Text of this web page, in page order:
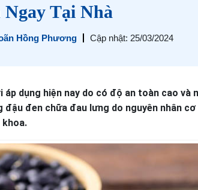
Tại Nhà
Hồng Phương Cập nhật: 25/03/2024
dụng hiện nay do có độ an toàn cao và
đen chữa đau lưng do nguyên nhân cơ